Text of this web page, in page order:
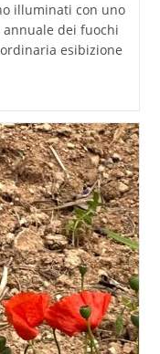
illuminati con uno
dei fuochi
esibizione